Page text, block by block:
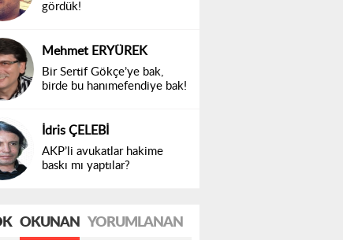
gördük!
Mehmet ERYÜREK
Bir Sertif Gökçe’ye bak,
birde bu hanımefendiye bak!
İdris ÇELEBİ
AKP’li avukatlar hakime
baskı mı yaptılar?
OKUNAN YORUMLANAN